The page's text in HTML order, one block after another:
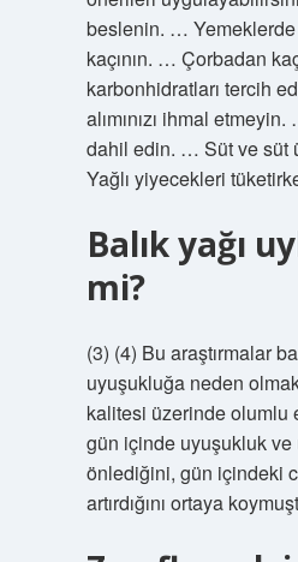
beslenin. … Yemeklerde
kaçının. … Çorbadan
karbonhidratları tercih
alımınızı ihmal
dahil edin. … Süt ve süt
Yağlı yiyecekleri
Balık yağı
mi?
(3) (4) Bu araştırmalar
uyuşukluğa neden
kalitesi üzerinde olumlu
gün içinde uyuşukluk
önlediğini, gün içindeki
artırdığını ortaya